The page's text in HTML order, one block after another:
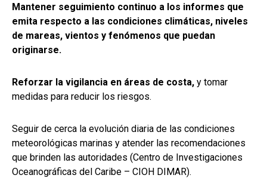
Mantener seguimiento continuo a los informes que
emita respecto a las condiciones climáticas, niveles
de mareas, vientos y fenómenos que puedan
originarse.
Reforzar la vigilancia en áreas de costa, y tomar
medidas para reducir los riesgos.
Seguir de cerca la evolución diaria de las condiciones
meteorológicas marinas y atender las recomendaciones
que brinden las autoridades (Centro de Investigaciones
Oceanográficas del Caribe – CIOH DIMAR).